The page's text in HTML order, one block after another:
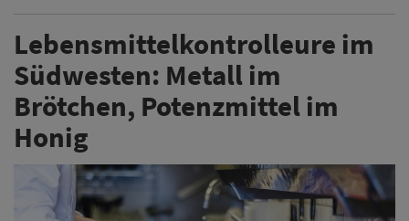
Lebensmittelkontrolleure im
Südwesten: Metall im
Brötchen, Potenzmittel im
Honig